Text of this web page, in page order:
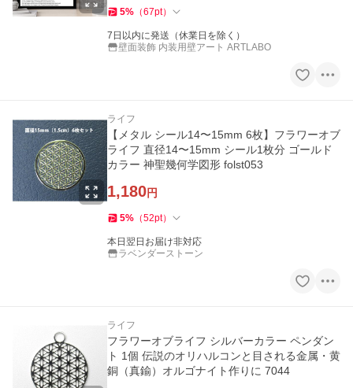
5% （67pt）
7日以内に発送（休業日を除く）
壁面装飾 内装用壁アート ARTLABO
ライフ
【メタル シール14〜15mm 6枚】フラワーオブ
ライフ 直径14〜15mm シール1枚分 ゴールド
カラー 神聖幾何学図形 folst053
1,180円
5% （52pt）
本日翌日お届け非対応
ラベンダーストーン
ライフ
フラワーオブライフ シルバーカラー ペンダン
ト 1個 伝説のオリハルコンと目される金属・黄
銅（真鍮）オルゴナイト作りに 7044